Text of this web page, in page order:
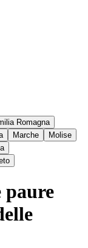
Romagna
Marche
Molise